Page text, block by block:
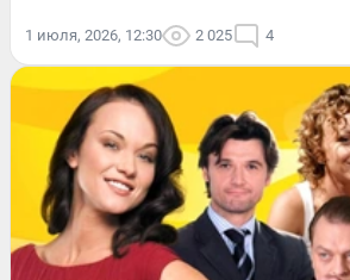
1 июля, 2026, 12:30 2 025 4